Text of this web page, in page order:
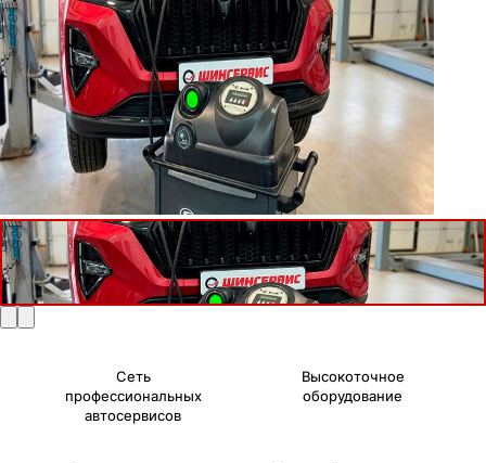
Сеть
профессиональных
автосервисов
Высокоточное
оборудование